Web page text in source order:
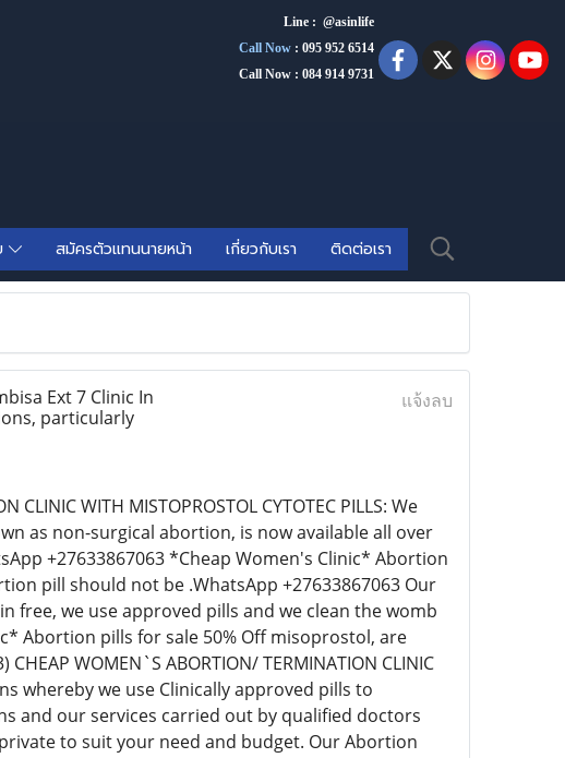
Line : @asinlife
Call Now : 095 952 6514
Call Now : 084 914 9731
สมัครตัวแทนนายหน้า เกี่ยวกับเรา ติดต่อเรา
Ext 7 Clinic In
particularly
แจ้งลบ
CLINIC WITH MISTOPROSTOL CYTOTEC PILLS: We
as non-surgical abortion, is now available all over
+27633867063 *Cheap Women's Clinic* Abortion
pill should not be .WhatsApp +27633867063 Our
free, we use approved pills and we clean the womb
Abortion pills for sale 50% Off misoprostol, are
WOMEN`S ABORTION/ TERMINATION CLINIC
whereby we use Clinically approved pills to
and our services carried out by qualified doctors
to suit your need and budget. Our Abortion